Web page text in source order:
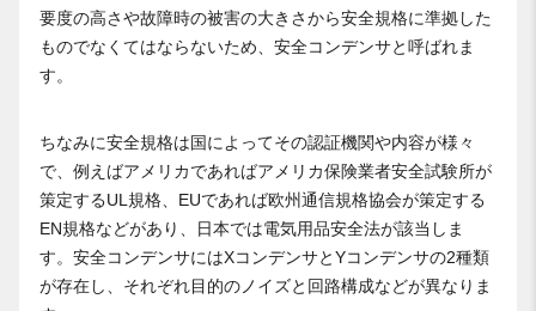
要度の高さや故障時の被害の大きさから安全規格に準拠した
ものでなくてはならないため、安全コンデンサと呼ばれま
す。
ちなみに安全規格は国によってその認証機関や内容が様々
で、例えばアメリカであればアメリカ保険業者安全試験所が
策定するUL規格、EUであれば欧州通信規格協会が策定する
EN規格などがあり、日本では電気用品安全法が該当しま
す。安全コンデンサにはXコンデンサとYコンデンサの2種類
が存在し、それぞれ目的のノイズと回路構成などが異なりま